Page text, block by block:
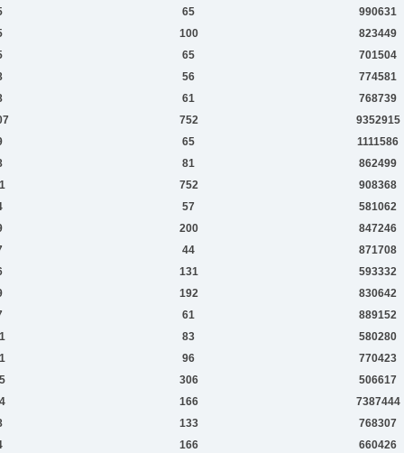
65
990631
100
823449
65
701504
56
774581
61
768739
752
9352915
65
1111586
81
862499
752
908368
57
581062
200
847246
44
871708
131
593332
192
830642
61
889152
83
580280
96
770423
306
506617
166
7387444
133
768307
166 660426